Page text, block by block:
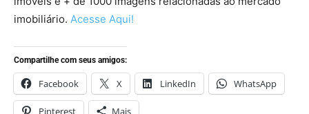
imobiliário. Acesse Aqui!
Compartilhe com seus amigos:
Facebook X LinkedIn WhatsApp
Pinterest Mais